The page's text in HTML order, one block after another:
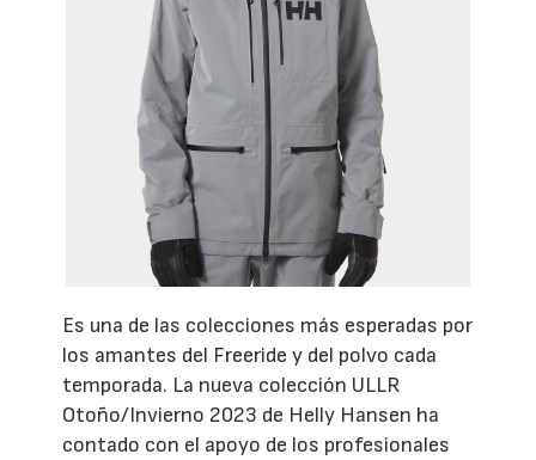
Es una de las colecciones más esperadas por
los amantes del Freeride y del polvo cada
temporada. La nueva colección ULLR
Otoño/Invierno 2023 de Helly Hansen ha
contado con el apoyo de los profesionales